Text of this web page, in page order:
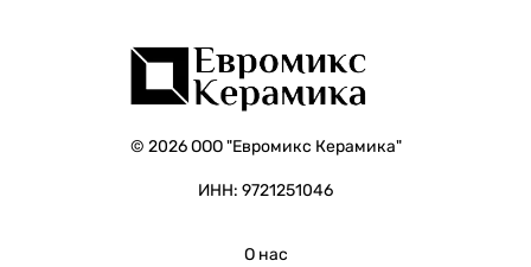
© 2026 ООО "Евромикс Керамика"
ИНН: 9721251046
О нас